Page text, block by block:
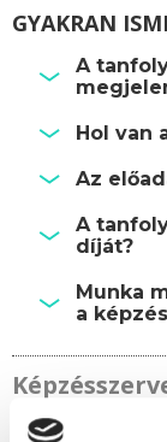
GYAKRAN
A
Hol van
Az
A
díját?
Munka
a